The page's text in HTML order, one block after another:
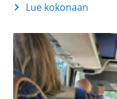
Lue kokonaan
Harrastajateatteri